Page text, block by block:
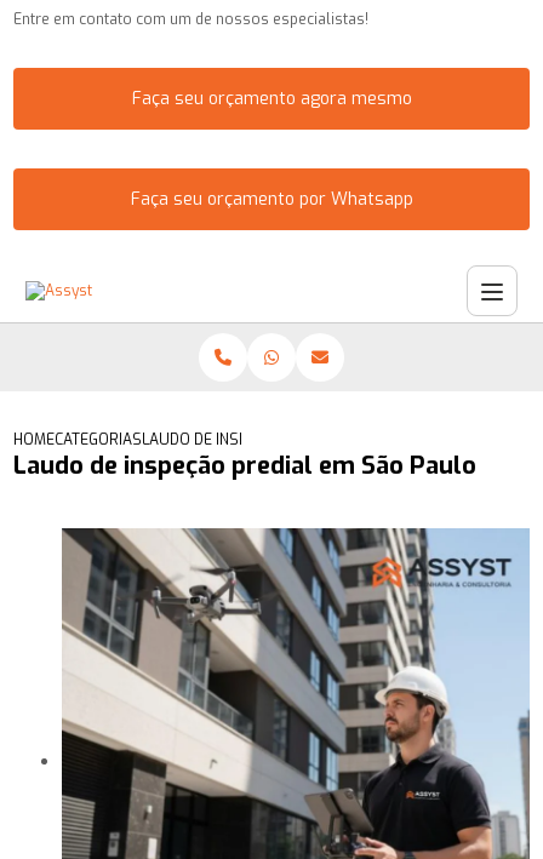
Entre em contato com um de nossos especialistas!
Faça seu orçamento agora mesmo
Faça seu orçamento por Whatsapp
HOMECATEGORIASLAUDO DE INSPEÇÃO PREDIAL EM SÃO PAULO
Laudo de inspeção predial em São Paulo